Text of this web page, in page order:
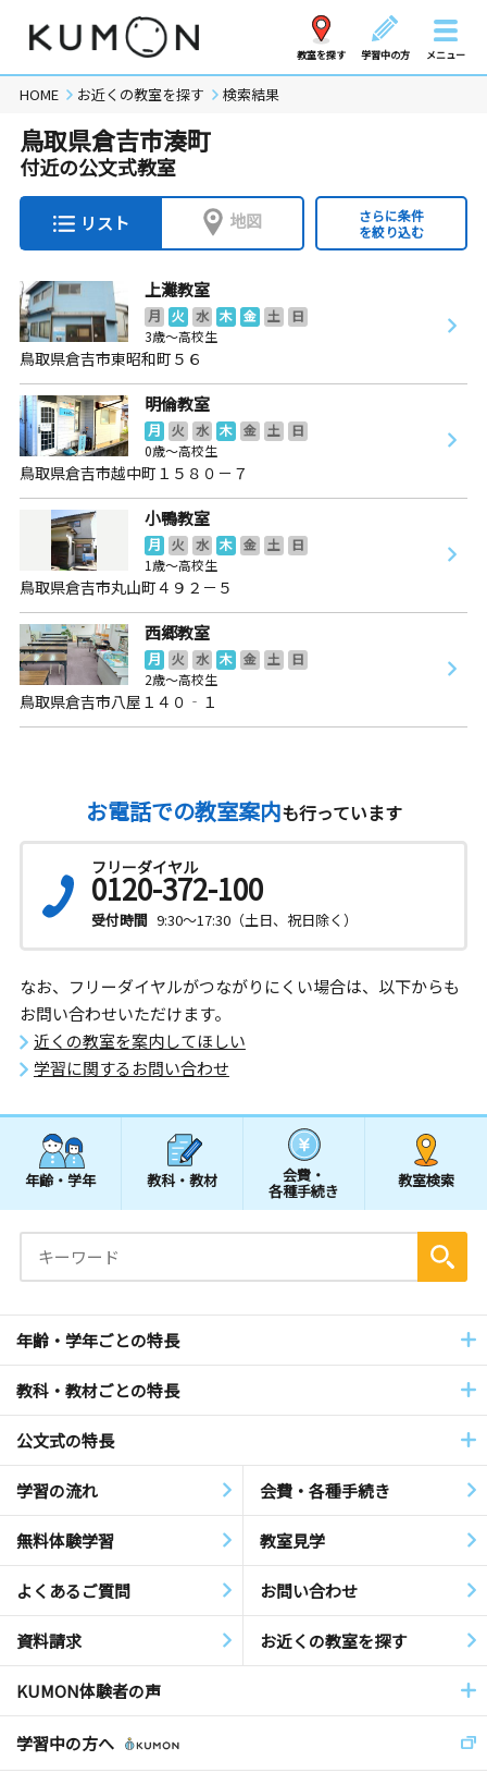
教室を探す 学習中の方 メニュー
HOME お近くの教室を探す 検索結果
鳥取県倉吉市湊町
付近の公文式教室
リスト 地図
さらに条件
を絞り込む
上灘教室
月 火 水 木 金 土
日
3歳～高校生
鳥取県倉吉市東昭和町５６
明倫教室
月 火 水 木 金 土
日
0歳～高校生
鳥取県倉吉市越中町１５８０－７
小鴨教室
月 火 水 木 金 土
日
1歳～高校生
鳥取県倉吉市丸山町４９２－５
西郷教室
月 火 水 木 金 土
日
2歳～高校生
鳥取県倉吉市八屋１４０‐１
お電話での教室案内も行っています
フリーダイヤル
0120-372-100
受付時間 9:30～17:30（土日、祝日除く）
なお、フリーダイヤルがつながりにくい場合は、以下からも
お問い合わせいただけます。
近くの教室を案内してほしい
学習に関するお問い合わせ
年齢・学年 教科・教材 会費・
各種手続き
教室検索
年齢・学年ごとの特長
教科・教材ごとの特長
公文式の特長
学習の流れ 会費・各種手続き
無料体験学習 教室見学
よくあるご質問 お問い合わせ
資料請求 お近くの教室を探す
KUMON体験者の声
学習中の方へ